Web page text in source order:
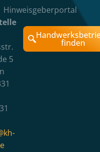
Hinweisgeberportal
5
finden